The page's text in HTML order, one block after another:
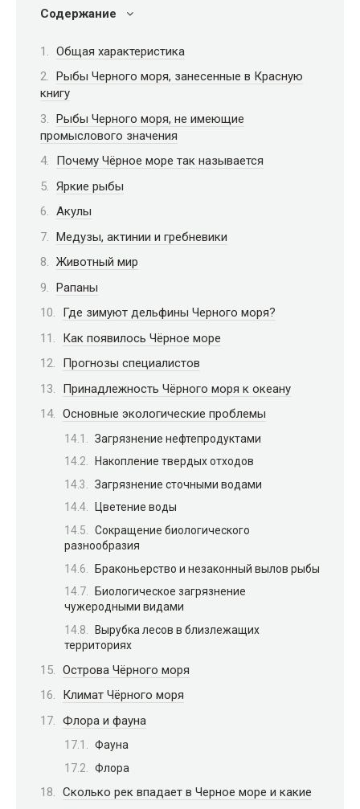
Содержание
Общая характеристика
Рыбы Черного моря, занесенные в Красную
книгу
Рыбы Черного моря, не имеющие
промыслового значения
Почему Чёрное море так называется
Яркие рыбы
Акулы
Медузы, актинии и гребневики
Животный мир
Рапаны
Где зимуют дельфины Черного моря?
Как появилось Чёрное море
Прогнозы специалистов
Принадлежность Чёрного моря к океану
Основные экологические проблемы
Загрязнение нефтепродуктами
Накопление твердых отходов
Загрязнение сточными водами
Цветение воды
Сокращение биологического
разнообразия
Браконьерство и незаконный вылов рыбы
Биологическое загрязнение
чужеродными видами
Вырубка лесов в близлежащих
территориях
Острова Чёрного моря
Климат Чёрного моря
Флора и фауна
Фауна
Флора
Сколько рек впадает в Черное море и какие